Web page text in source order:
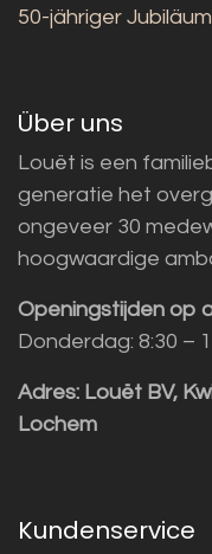
50-jähriger
Über uns
Louët is een
generatie het
ongeveer 30
hoogwaardige
Openingstijden op
Donderdag: 8:30 –
Adres: Louët BV,
Lochem
Kundenservice